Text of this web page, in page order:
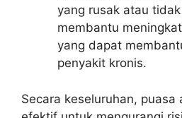
yang rusak atau
membantu
yang dapat
penyakit kronis.
Secara keseluruhan, puasa